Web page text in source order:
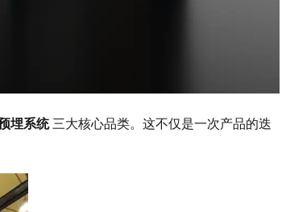
埋系统三大核心品类。这不仅是一次产品的迭